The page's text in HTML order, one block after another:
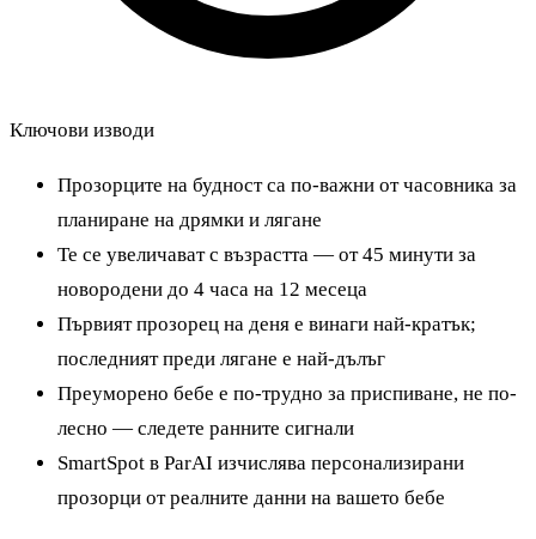
Ключови изводи
Прозорците на будност са по-важни от часовника за
планиране на дрямки и лягане
Те се увеличават с възрастта — от 45 минути за
новородени до 4 часа на 12 месеца
Първият прозорец на деня е винаги най-кратък;
последният преди лягане е най-дълъг
Преуморено бебе е по-трудно за приспиване, не по-
лесно — следете ранните сигнали
SmartSpot в ParAI изчислява персонализирани
прозорци от реалните данни на вашето бебе